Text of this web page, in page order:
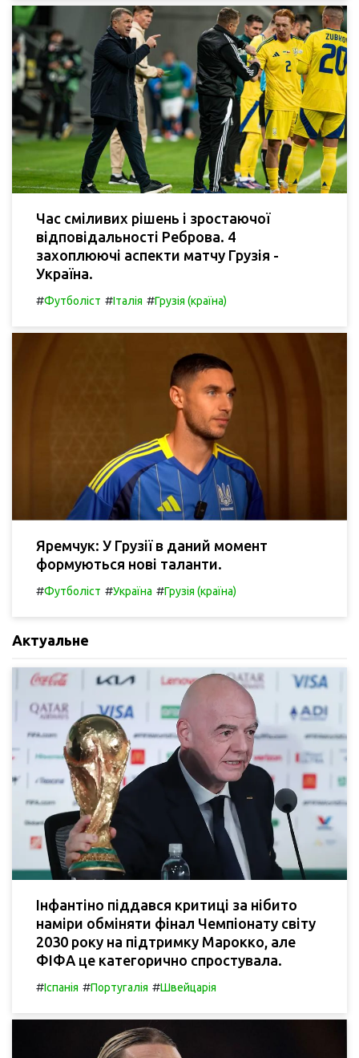
Час сміливих рішень і зростаючої
відповідальності Реброва. 4
захоплюючі аспекти матчу Грузія -
Україна.
#Футболіст #Італія #Грузія (країна)
Яремчук: У Грузії в даний момент
формуються нові таланти.
#Футболіст #Україна #Грузія (країна)
Актуальне
Інфантіно піддався критиці за нібито
наміри обміняти фінал Чемпіонату світу
2030 року на підтримку Марокко, але
ФІФА це категорично спростувала.
#Іспанія #Португалія #Швейцарія